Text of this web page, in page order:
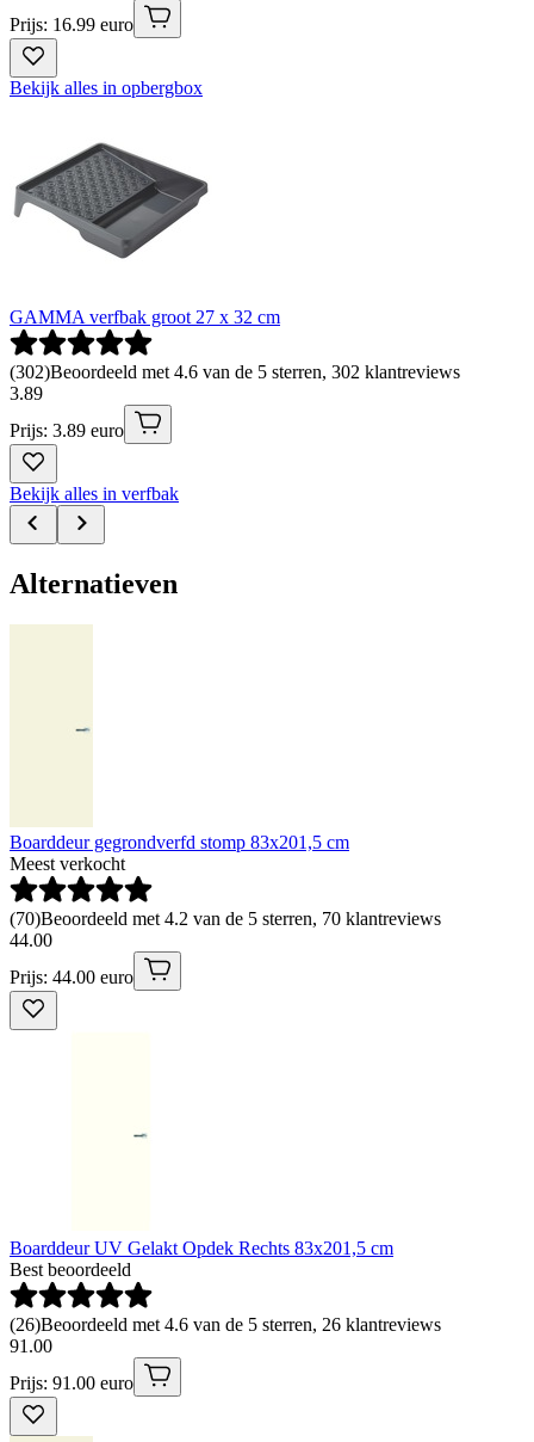
Prijs: 16.99 euro
Bekijk alles in opbergbox
GAMMA verfbak groot 27 x 32 cm
(302)Beoordeeld met 4.6 van de 5 sterren, 302 klantreviews
3.89
Prijs: 3.89 euro
Bekijk alles in verfbak
Alternatieven
Boarddeur gegrondverfd stomp 83x201,5 cm
Meest verkocht
(70)Beoordeeld met 4.2 van de 5 sterren, 70 klantreviews
44.00
Prijs: 44.00 euro
Boarddeur UV Gelakt Opdek Rechts 83x201,5 cm
Best beoordeeld
(26)Beoordeeld met 4.6 van de 5 sterren, 26 klantreviews
91 .00
Prijs: 91.00 euro